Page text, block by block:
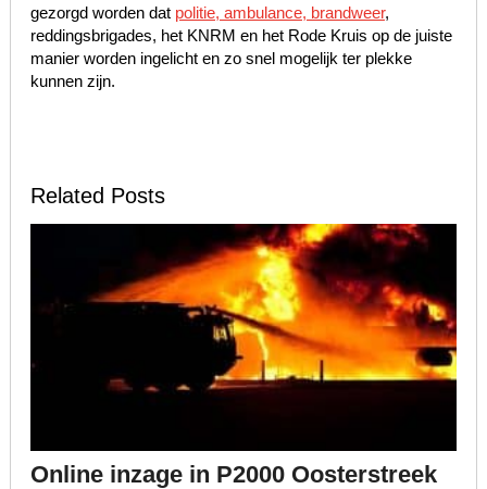
gezorgd worden dat politie, ambulance, brandweer,
reddingsbrigades, het KNRM en het Rode Kruis op de juiste
manier worden ingelicht en zo snel mogelijk ter plekke
kunnen zijn.
Related Posts
Online inzage in P2000 Oosterstreek